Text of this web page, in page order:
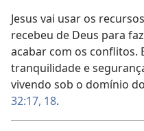
Jesus vai usar os
recebeu de Deus para
acabar com os conflitos.
tranquilidade e
vivendo sob o domínio
32:17, 18.